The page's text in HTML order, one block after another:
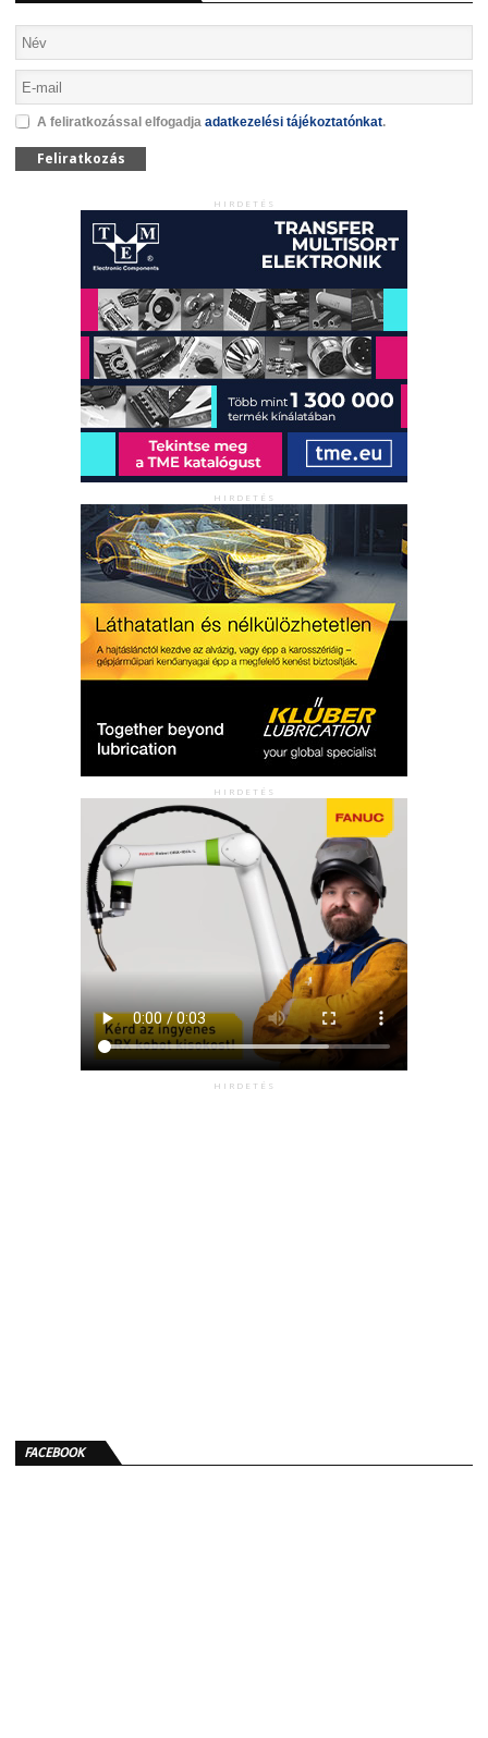
A feliratkozással elfogadja adatkezelési tájékoztatónkat.
Feliratkozás
HIRDETÉS
HIRDETÉS
HIRDETÉS
HIRDETÉS
FACEBOOK